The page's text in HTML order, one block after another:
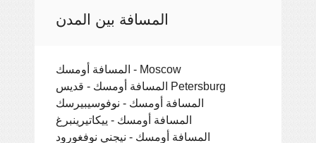
المسافة بين المدن
المسافة أومسك - Moscow
المسافة أومسك - قديس Petersburg
المسافة أومسك - نوفوسيبيرسك
المسافة أومسك - ييكاتيرينبرغ
المسافة أومسك - نيجني نوفغورود